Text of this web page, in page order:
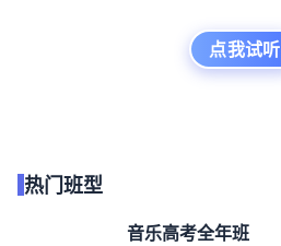
点我试听
热门班型
音乐高考全年班